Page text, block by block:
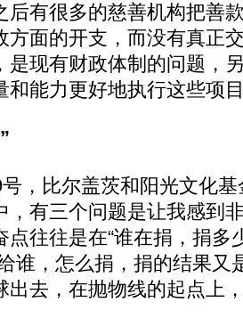
有很多的慈善机构把善
方面的开支，而没有真正
是现有财政体制的问题，
和能力更好地执行这些项
比尔盖茨和阳光文化基
，有三个问题是让我感到
往往是在“谁在捐，捐多
谁，怎么捐，捐的结果又
出去，在抛物线的起点上